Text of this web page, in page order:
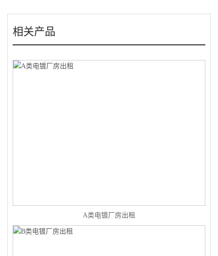
相关产品
A类电镀厂房出租